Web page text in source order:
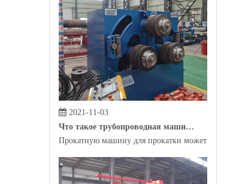
2021-11-03
Прокатную машину для прокатки может